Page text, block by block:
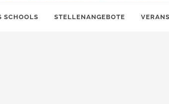
SCHOOLS STELLENANGEBOTE